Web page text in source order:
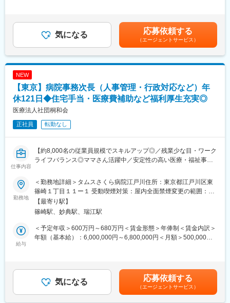
在籍しており、外国人職員や女性管理職も多数活躍しています。
副業OK、WワークOK、ブランクOKです。U・Iターンでご入社い
ただいた方も多くいます。
変更の範囲：会社の定める業務
・各病院の課題抽出及び法人上層部への提言
・病院の業務フロー導入支援から標準化の推進
・新規病院の立ち上げ
・経営改善や病床獲得、行政対応
・市場調査及び事業計画立案
・M&A先医療機関の経営改善
・行政機関・地域関係者への渉外・調整活動及び届出
・設計・ゼネコン等の選定と調整
・医療機器・システム・什器備品等の選定及び導入までの管理
＜新規開設・増床＞
・各2次医療圏を中心とした市場調査及び事業計画立案
・M&Aに関わる評価・検証
・行政機関・地域関係者への渉外・調整活動及び届出
・採用活動支援
・地域医療機関への渉外・広報・営業活動、各種イベントの企画
立案
い、病院やグループ全体の理解を深めていただくこともありま
す。
【従業員構成】
＼活躍の場を多数ご用意しています／
東京・埼玉・千葉に複数の病院・クリニック・介護施設・保育園
を運営しているため、活躍の場が多いことも当グループの特徴で
支給はありません。賃金はあくまでも目安の金額であり、選考を
通じて上下する可能性があります。月給(月額)は固定手当を含めた
気になる 応募依頼する
（エージェントサービス）
NEW
【東京】病院事務次長（人事管理・行政対応など）年
休121日◆住宅手当・医療費補助など福利厚生充実◎
医療法人社団桐和会
正社員 転勤なし
仕事内容
【約8,000名の従業員規模でスキルアップ◎／残業少な目・ワーク
ライフバランス◎ママさん活躍中／安定性の高い医療・福祉事業
【業務概要】
江戸川区のケアミックス病院（378床）の事務管理職を募集いた
します。
【業務内容】
378床のケアミックス病院における事務次長業務
・事務長補佐業務及び病院運営業務全般
・病院経理
・設備、備品管理
・苦情対応
勤務地
＜勤務地詳細＞タムスさくら病院江戸川住所：東京都江戸川区東
篠崎１丁目１１ー１ 受動喫煙対策：屋内全面禁煙変更の範囲：会
社の定める事業所
【最寄り駅】
篠崎駅、妙典駅、瑞江駅
給与
＜予定年収＞600万円～680万円＜賃金形態＞年俸制＜賃金内訳＞
年額（基本給）：6,000,000円～6,800,000円＜月額＞500,000円
き、別途支給します。※年俸制のため賞与の支給はありません。賃
金はあくまでも目安の金額であり、選考を通じて上下する可能性
があります。月給(月額)は固定手当を含めた表記です。
気になる 応募依頼する
（エージェントサービス）